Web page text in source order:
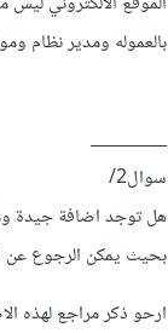
بالعموله ومدير
_________
سوال2/
هل توجد اضافة جيدة
بحيث يمكن الرجوع عن
ارحو ذكر مراجع لهذه